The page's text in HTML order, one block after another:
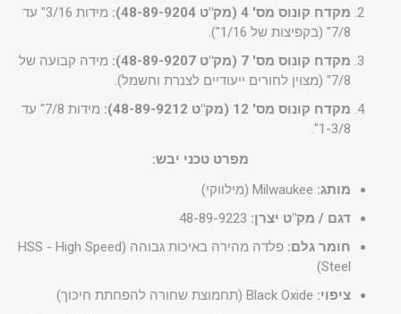
מקדח קונוס מס' 4 (מק"ט 48-89-9204):
מידות 3/16" עד
7/8" (בקפיצות של 1/16").
מקדח קונוס מס' 7 (מק"ט 48-89-9207):
מידה קבועה של
7/8" (מצוין לחורים ייעודיים לצנרת וחשמל).
מקדח קונוס מס' 12 (מק"ט 48-89-9212):
מידות 7/8" עד
1-3/8".
מפרט טכני יבש:
מותג:
דגם / מק"ט יצרן:
חומר גלם:
פלדה מהירה באיכות גבוהה (HSS - High Speed
Steel)
ציפוי: